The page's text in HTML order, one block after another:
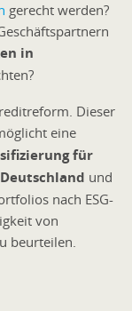
gerecht werden?
in
Dieser
eine
für
und
nach ESG-
von
beurteilen.